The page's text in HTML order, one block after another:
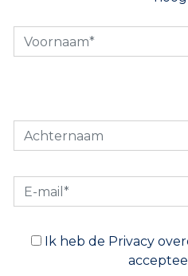
Ik heb de Privacy